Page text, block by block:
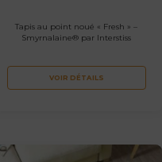
Tapis au point noué « Fresh » –
Smyrnalaine® par Interstiss
VOIR DÉTAILS